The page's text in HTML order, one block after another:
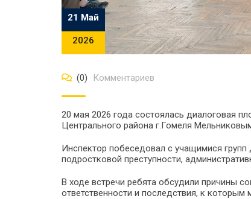
21 Май
2026
(0) Комментариев
20 мая 2026 года состоялась диалоговая
Центрального района г.Гомеля
Инспектор побеседовал с учащимися
подростковой преступности,
В ходе встречи ребята обсудили причины
ответственности и последствия, к